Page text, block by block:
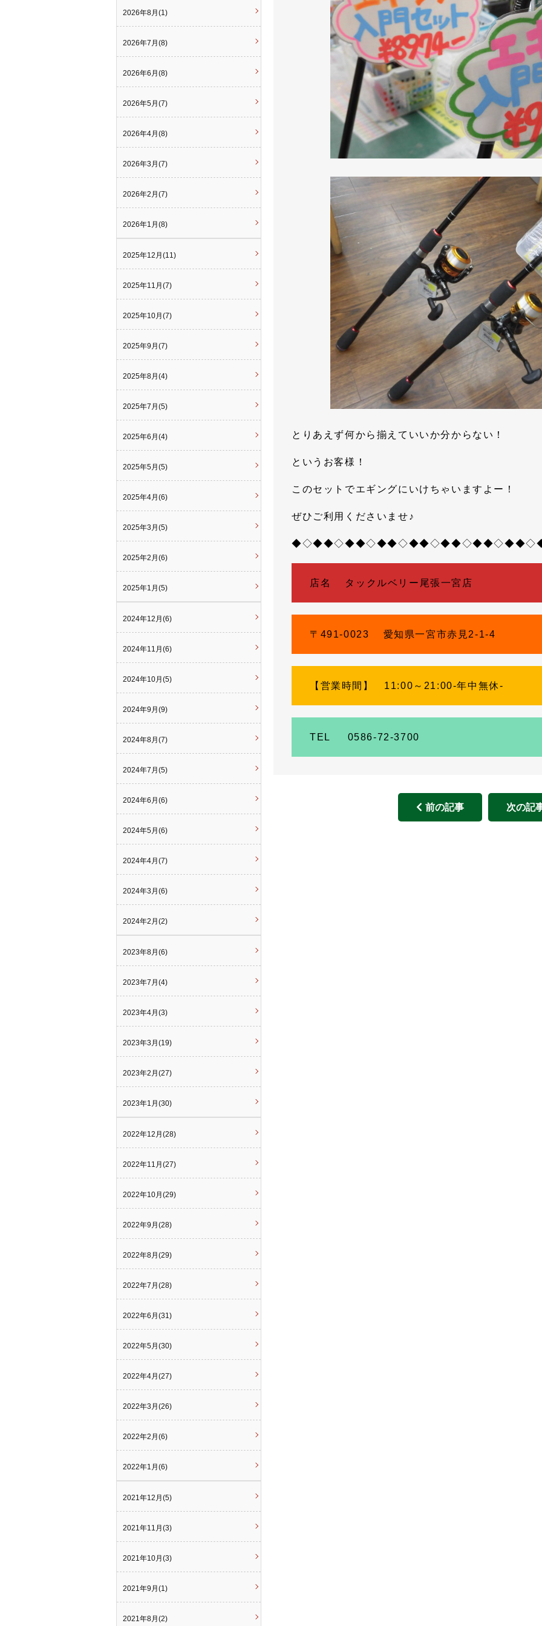
とりあえず何から揃えていいか分からない！
というお客様！
このセットでエギングにいけちゃいますよー！
ぜひご利用くださいませ♪
店名 タックルベリー尾張一宮店
〒491-0023 愛知県一宮市赤見2-1-4
【営業時間】 11:00～21:00-年中無休-
TEL 0586-72-3700
前の記事 次の記
2026年8月(1)
2026年7月(8)
2026年6月(8)
2026年5月(7)
2026年4月(8)
2026年3月(7)
2026年2月(7)
2026年1月(8)
2025年12月(11)
2025年11月(7)
2025年10月(7)
2025年9月(7)
2025年8月(4)
2025年7月(5)
2025年6月(4)
2025年5月(5)
2025年4月(6)
2025年3月(5)
2025年2月(6)
2025年1月(5)
2024年12月(6)
2024年11月(6)
2024年10月(5)
2024年9月(9)
2024年8月(7)
2024年7月(5)
2024年6月(6)
2024年5月(6)
2024年4月(7)
2024年3月(6)
2024年2月(2)
2023年8月(6)
2023年7月(4)
2023年4月(3)
2023年3月(19)
2023年2月(27)
2023年1月(30)
2022年12月(28)
2022年11月(27)
2022年10月(29)
2022年9月(28)
2022年8月(29)
2022年7月(28)
2022年6月(31)
2022年5月(30)
2022年4月(27)
2022年3月(26)
2022年2月(6)
2022年1月(6)
2021年12月(5)
2021年11月(3)
2021年10月(3)
2021年9月(1)
2021年8月(2)